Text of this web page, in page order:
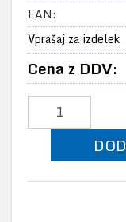
EAN:
Vprašaj za izdelek
Cena z DDV: